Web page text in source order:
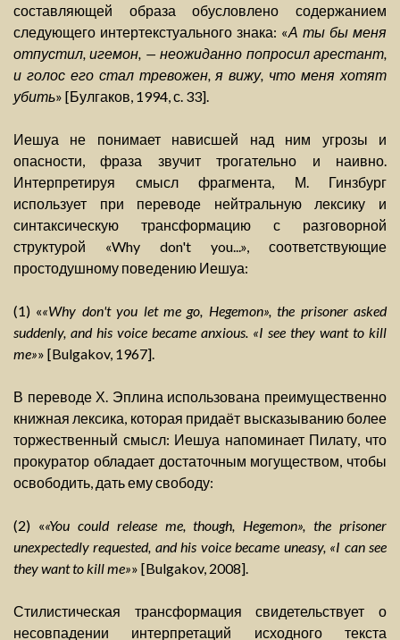
составляющей образа обусловлено содержанием
следующего интертекстуального знака: «А ты бы меня
отпустил, игемон, — неожиданно попросил арестант,
и голос его стал тревожен, я вижу, что меня хотят
убить» [Булгаков, 1994, с. 33].
Иешуа не понимает нависшей над ним угрозы и
опасности, фраза звучит трогательно и наивно.
Интерпретируя смысл фрагмента, М. Гинзбург
использует при переводе нейтральную лексику и
синтаксическую трансформацию с разговорной
структурой «Why don't you...», соответствующие
простодушному поведению Иешуа:
(1) ««Why don't you let me go, Hegemon», the prisoner asked
suddenly, and his voice became anxious. «I see they want to kill
me»» [Bulgakov, 1967].
В переводе Х. Эплина использована преимущественно
книжная лексика, которая придаёт высказыванию более
торжественный смысл: Иешуа напоминает Пилату, что
прокуратор обладает достаточным могуществом, чтобы
освободить, дать ему свободу:
(2) ««You could release me, though, Hegemon», the prisoner
unexpectedly requested, and his voice became uneasy, «I can see
they want to kill me»» [Bulgakov, 2008].
Стилистическая трансформация свидетельствует о
несовпадении интерпретаций исходного текста